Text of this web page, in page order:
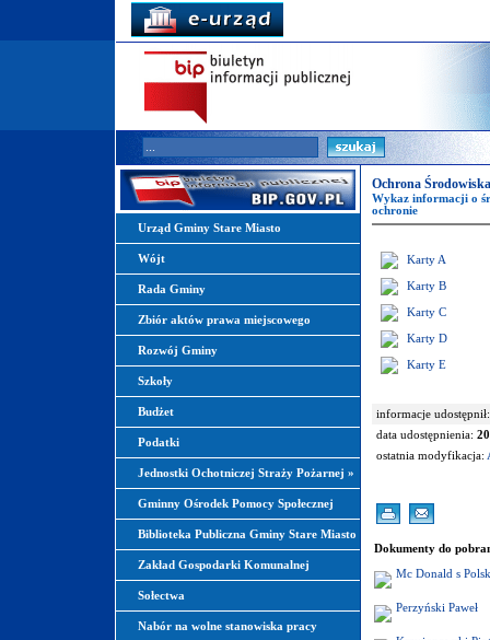
Urząd Gminy Stare Miasto
Wójt
Rada Gminy
Zbiór aktów prawa miejscowego
Rozwój Gminy
Szkoły
Budżet
Podatki
Jednostki Ochotniczej Straży Pożarnej »
Gminny Ośrodek Pomocy Społecznej
Biblioteka Publiczna Gminy Stare Miasto
Zakład Gospodarki Komunalnej
Sołectwa
Nabór na wolne stanowiska pracy
Ochrona
Wykaz informacji o
ochronie
Karty A
Karty B
Karty C
Karty D
Karty E
informacje udostępnił:
data udostępnienia:
ostatnia modyfikacja:
Dokumenty do
Mc Donald s
Perzyński Paweł